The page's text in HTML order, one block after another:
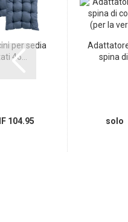
per sedia
46...
104.95
spina di
solo